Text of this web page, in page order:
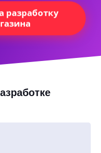
разработку